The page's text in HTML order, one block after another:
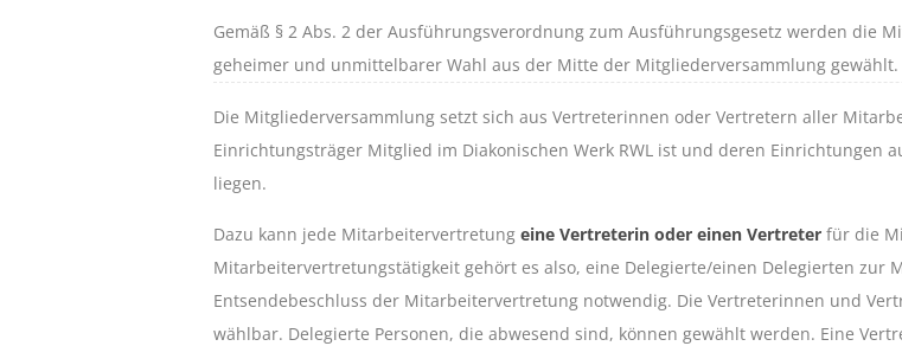
Gemäß § 2 Abs. 2 der Ausführungsverordnung zum Ausführungsgesetz werden die
geheimer und unmittelbarer Wahl aus der Mitte der Mitgliederversammlung gewählt.
Die Mitgliederversammlung setzt sich aus Vertreterinnen oder Vertretern aller
Einrichtungsträger Mitglied im Diakonischen Werk RWL ist und deren Einrichtungen
liegen.
Dazu kann jede Mitarbeitervertretungeine Vertreterin oder einen Vertreter für die
Mitarbeitervertretungstätigkeit gehört es also, eine Delegierte/einen Delegierten zur
Entsendebeschluss der Mitarbeitervertretung notwendig. Die Vertreterinnen und
wählbar. Delegierte Personen, die abwesend sind, können gewählt werden. Eine